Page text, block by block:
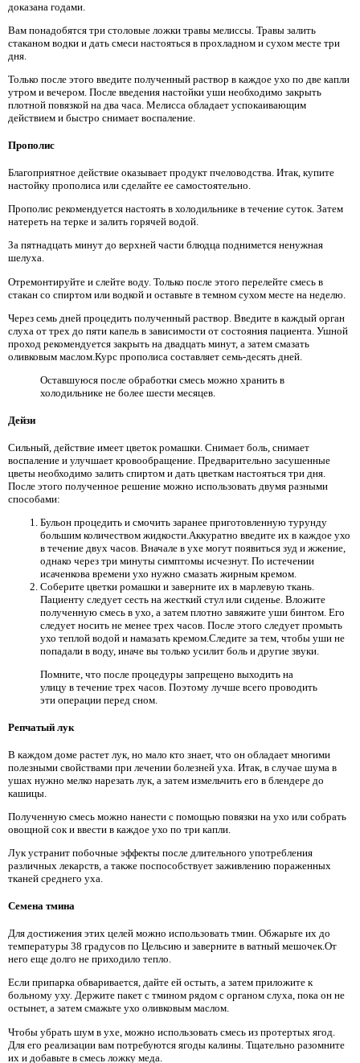
доказана годами.
Вам понадобятся три столовые ложки травы мелиссы. Травы залить
стаканом водки и дать смеси настояться в прохладном и сухом месте три
дня.
Только после этого введите полученный раствор в каждое ухо по две капли
утром и вечером. После введения настойки уши необходимо закрыть
плотной повязкой на два часа. Мелисса обладает успокаивающим
действием и быстро снимает воспаление.
Прополис
Благоприятное действие оказывает продукт пчеловодства. Итак, купите
настойку прополиса или сделайте ее самостоятельно.
Прополис рекомендуется настоять в холодильнике в течение суток. Затем
натереть на терке и залить горячей водой.
За пятнадцать минут до верхней части блюдца поднимется ненужная
шелуха.
Отремонтируйте и слейте воду. Только после этого перелейте смесь в
стакан со спиртом или водкой и оставьте в темном сухом месте на неделю.
Через семь дней процедить полученный раствор. Введите в каждый орган
слуха от трех до пяти капель в зависимости от состояния пациента. Ушной
проход рекомендуется закрыть на двадцать минут, а затем смазать
оливковым маслом.Курс прополиса составляет семь-десять дней.
Оставшуюся после обработки смесь можно хранить в
холодильнике не более шести месяцев.
Дейзи
Сильный, действие имеет цветок ромашки. Снимает боль, снимает
воспаление и улучшает кровообращение. Предварительно засушенные
цветы необходимо залить спиртом и дать цветкам настояться три дня.
После этого полученное решение можно использовать двумя разными
способами:
Бульон процедить и смочить заранее приготовленную турунду
большим количеством жидкости.Аккуратно введите их в каждое ухо
в течение двух часов. Вначале в ухе могут появиться зуд и жжение,
однако через три минуты симптомы исчезнут. По истечении
исаченкова времени ухо нужно смазать жирным кремом.
Соберите цветки ромашки и заверните их в марлевую ткань.
Пациенту следует сесть на жесткий стул или сиденье. Вложите
полученную смесь в ухо, а затем плотно завяжите уши бинтом. Его
следует носить не менее трех часов. После этого следует промыть
ухо теплой водой и намазать кремом.Следите за тем, чтобы уши не
попадали в воду, иначе вы только усилит боль и другие звуки.
Помните, что после процедуры запрещено выходить на
улицу в течение трех часов. Поэтому лучше всего проводить
эти операции перед сном.
Репчатый лук
В каждом доме растет лук, но мало кто знает, что он обладает многими
полезными свойствами при лечении болезней уха. Итак, в случае шума в
ушах нужно мелко нарезать лук, а затем измельчить его в блендере до
кашицы.
Полученную смесь можно нанести с помощью повязки на ухо или собрать
овощной сок и ввести в каждое ухо по три капли.
Лук устранит побочные эффекты после длительного употребления
различных лекарств, а также поспособствует заживлению пораженных
тканей среднего уха.
Семена тмина
Для достижения этих целей можно использовать тмин. Обжарьте их до
температуры 38 градусов по Цельсию и заверните в ватный мешочек.От
него еще долго не приходило тепло.
Если припарка обваривается, дайте ей остыть, а затем приложите к
больному уху. Держите пакет с тмином рядом с органом слуха, пока он не
остынет, а затем смажьте ухо оливковым маслом.
Чтобы убрать шум в ухе, можно использовать смесь из протертых ягод.
Для его реализации вам потребуются ягоды калины. Тщательно разомните
их и добавьте в смесь ложку меда.